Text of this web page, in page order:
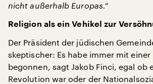
nicht außerhalb Europas.“
Religion als ein Vehikel zur
Der Präsident der jüdischen
skeptischer: Es habe immer mit
begonnen, sagt Jakob Finci, egal ob
Revolution war oder der